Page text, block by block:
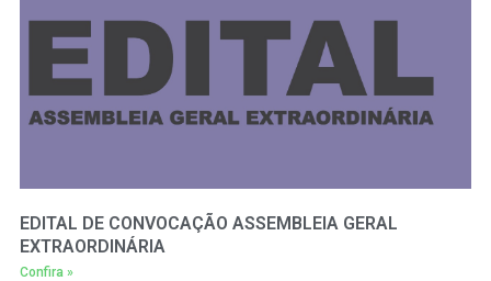
EDITAL DE CONVOCAÇÃO ASSEMBLEIA GERAL
EXTRAORDINÁRIA
Confira »